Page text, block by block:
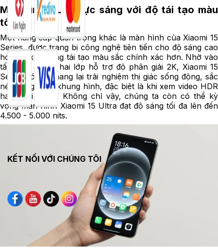
Màn hình OLED cực sáng với độ tái tạo màu
tốt
Một nâng cấp quan trọng khác là màn hình của Xiaomi 15
Series, được trang bị công nghệ tiên tiến cho độ sáng cao
hơn và khả năng tái tạo màu sắc chính xác hơn. Nhờ vào
tấm nền OLED hai lớp hỗ trợ độ phân giải 2K, Xiaomi 15
Series có thể mang lại trải nghiệm thị giác sống động, sắc
nét trong từng khung hình, đặc biệt là khi xem video HDR
hay chơi game. Không chỉ vậy, chúng ta còn có thể kỳ
vọng màn hình Xiaomi 15 Ultra đạt độ sáng tối đa lên đến
4.500 - 5.000 nits.
KẾT NỐI VỚI CHÚNG TÔI